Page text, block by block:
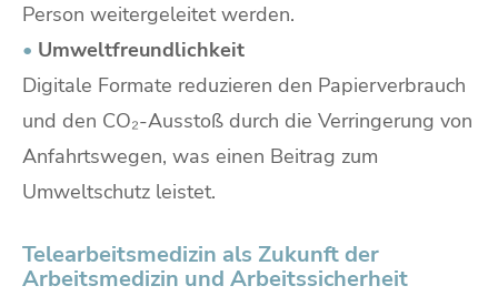
Person weitergeleitet werden.
• Umweltfreundlichkeit
Digitale Formate reduzieren den Papierverbrauch
und den CO₂-Ausstoß durch die Verringerung von
Anfahrtswegen, was einen Beitrag zum
Umweltschutz leistet.
Telearbeitsmedizin als Zukunft der
Arbeitsmedizin und Arbeitssicherheit